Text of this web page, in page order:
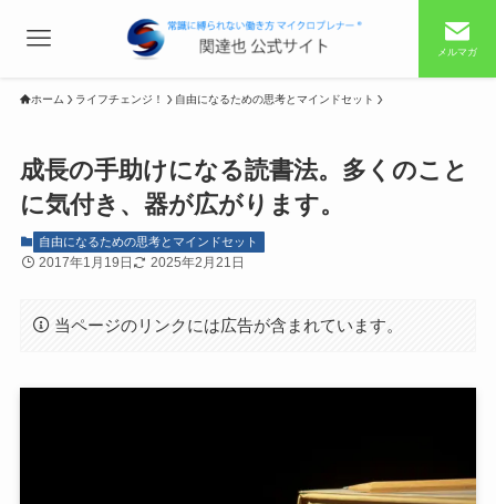
メルマガ
ホーム ライフチェンジ！ 自由になるための思考とマインドセット
成長の手助けになる読書法。多くのこと
に気付き、器が広がります。
自由になるための思考とマインドセット
2017年1月19日 2025年2月21日
当ページのリンクには広告が含まれています。